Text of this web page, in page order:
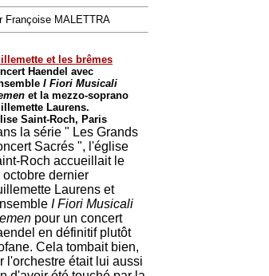
Françoise MALETTRA
et les brêmes
Haendel avec
I Fiori Musicali
et la mezzo-soprano
Laurens.
Saint-Roch, Paris
la série " Les Grands
Sacrés ", l'église
Roch accueillait le
octobre dernier
Laurens et
I Fiori Musicali
pour un concert
en définitif plutôt
Cela tombait bien,
l'orchestre était lui aussi